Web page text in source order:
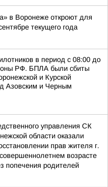
в Воронеже откроют для
текущего года
в период с 08:00 до
РФ. БПЛА были сбиты
и Курской
Азовским и Черным
управления СК
области оказали
прав жителя г.
возрасте
попечения родителей